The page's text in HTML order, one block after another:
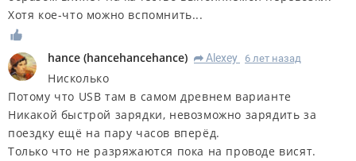
Хотя кое-что можно вспомнить...
hance (hancehancehance) R Alexey 6 лет назад
Нисколько
Потому что USB там в самом древнем варианте
Никакой быстрой зарядки, невозможно зарядить за
поездку ещё на пару часов вперёд.
Только что не разряжаются пока на проводе висят.